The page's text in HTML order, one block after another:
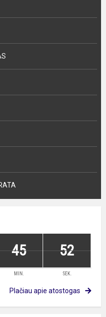
45 51
MIN. SEK.
Plačiau apie atostogas